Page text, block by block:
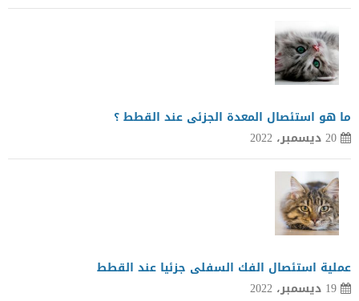
ما هو استئصال المعدة الجزئى عند القطط ؟
20 ديسمبر، 2022
عملية استئصال الفك السفلى جزئيا عند القطط
19 ديسمبر، 2022